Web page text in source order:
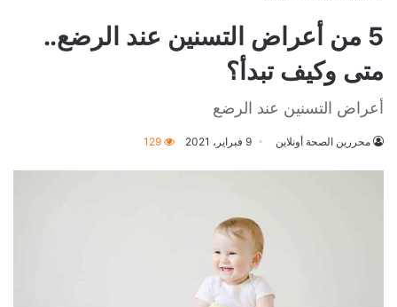
5 من أعراض التسنين عند الرضع..
متى وكيف تبدأ؟
أعراض التسنين عند الرضع
محررين الصحة أونلاين 9 فبراير، 2021 129